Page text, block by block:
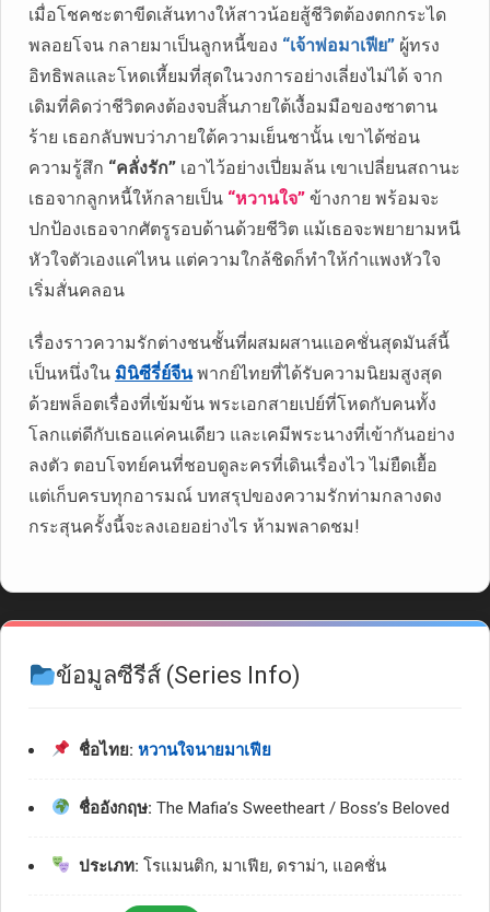
เมื่อโชคชะตาขีดเส้นทางให้สาวน้อยสู้ชีวิตต้องตกกระได
พลอยโจน กลายมาเป็นลูกหนี้ของ “เจ้าพ่อมาเฟีย” ผู้ทรง
อิทธิพลและโหดเหี้ยมที่สุดในวงการอย่างเลี่ยงไม่ได้ จาก
เดิมที่คิดว่าชีวิตคงต้องจบสิ้นภายใต้เงื้อมมือของซาตาน
ร้าย เธอกลับพบว่าภายใต้ความเย็นชานั้น เขาได้ซ่อน
ความรู้สึก “คลั่งรัก” เอาไว้อย่างเปี่ยมล้น เขาเปลี่ยนสถานะ
เธอจากลูกหนี้ให้กลายเป็น “หวานใจ” ข้างกาย พร้อมจะ
ปกป้องเธอจากศัตรูรอบด้านด้วยชีวิต แม้เธอจะพยายามหนี
หัวใจตัวเองแค่ไหน แต่ความใกล้ชิดก็ทำให้กำแพงหัวใจ
เริ่มสั่นคลอน
เรื่องราวความรักต่างชนชั้นที่ผสมผสานแอคชั่นสุดมันส์นี้
เป็นหนึ่งใน มินิซีรี่ย์จีนพากย์ไทยที่ได้รับความนิยมสูงสุด
ด้วยพล็อตเรื่องที่เข้มข้น พระเอกสายเปย์ที่โหดกับคนทั้ง
โลกแต่ดีกับเธอแค่คนเดียว และเคมีพระนางที่เข้ากันอย่าง
ลงตัว ตอบโจทย์คนที่ชอบดูละครที่เดินเรื่องไว ไม่ยืดเยื้อ
แต่เก็บครบทุกอารมณ์ บทสรุปของความรักท่ามกลางดง
กระสุนครั้งนี้จะลงเอยอย่างไร ห้ามพลาดชม!
ข้อมูลซีรีส์ (Series Info)
ชื่อไทย: หวานใจนายมาเฟีย
ชื่ออังกฤษ: The Mafia’s Sweetheart / Boss’s Beloved
ประเภท: โรแมนติก, มาเฟีย, ดราม่า, แอคชั่น